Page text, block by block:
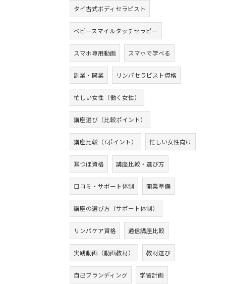
タイ古式ボディセラピスト
ベビースマイルタッチセラピー
スマホ専用動画 スマホで学べる
副業・開業 リンパセラピスト資格
忙しい女性（働く女性）
講座選び（比較ポイント）
講座比較（7ポイント） 忙しい女性向け
耳つぼ資格 講座比較・選び方
口コミ・サポート体制 開業準備
講座の選び方（サポート体制）
リンパケア資格 通信講座比較
実践動画（動画教材） 教材選び
自己ブランディング 学習計画